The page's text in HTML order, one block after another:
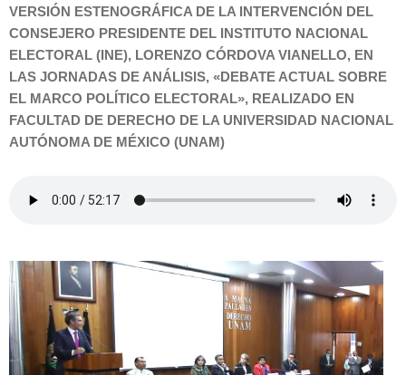
VERSIÓN ESTENOGRÁFICA DE LA INTERVENCIÓN DEL
CONSEJERO PRESIDENTE DEL INSTITUTO NACIONAL
ELECTORAL (INE), LORENZO CÓRDOVA VIANELLO, EN
LAS JORNADAS DE ANÁLISIS, «DEBATE ACTUAL SOBRE
EL MARCO POLÍTICO ELECTORAL», REALIZADO EN
FACULTAD DE DERECHO DE LA UNIVERSIDAD NACIONAL
AUTÓNOMA DE MÉXICO (UNAM)